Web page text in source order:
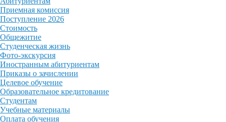
Приемная комиссия
Поступление 2026
Стоимость
Общежитие
Студенческая жизнь
Фото-экскурсия
Иностранным абитуриентам
Приказы о зачислении
Целевое обучение
Образовательное кредитование
Студентам
Учебные материалы
Оплата обучения